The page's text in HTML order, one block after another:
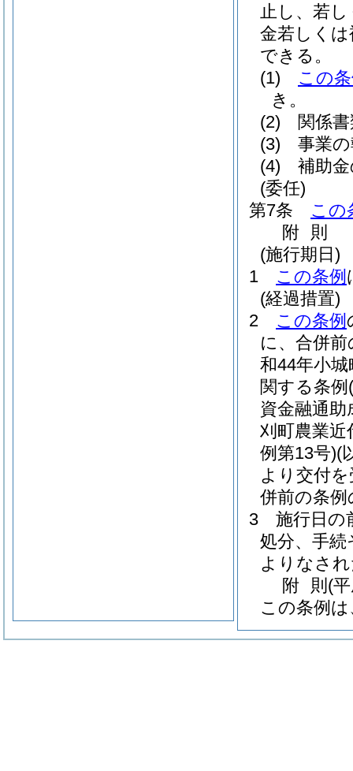
止し、若
金若しく
できる。
(1)
この
き。
(2)
関係
(3)
事業
(4)
補助
(委任)
第7条
この
附 則
(施行期日)
1
この条例
(経過措置)
2
この条例
に、合併
和44年小
関する条例
資金融通
刈町農業近
例第13号)(
より交付
併前の条
3
施行日の
処分、手
よりなさ
附 則 (
この条例